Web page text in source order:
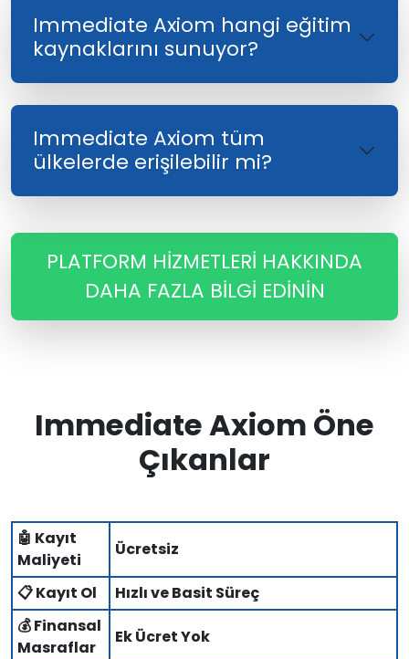
Immediate Axiom hangi eğitim
kaynaklarını sunuyor?
Immediate Axiom tüm
ülkelerde erişilebilir mi?
PLATFORM HIZMETLERI HAKKINDA
DAHA FAZLA BILGI EDININ
Immediate Axiom Öne
Çıkanlar
🤖 Kayıt
Maliyeti
Ücretsiz
📋 Kayıt Ol
Hızlı ve Basit Süreç
💰 Finansal
Masraflar
Ek Ücret Yok